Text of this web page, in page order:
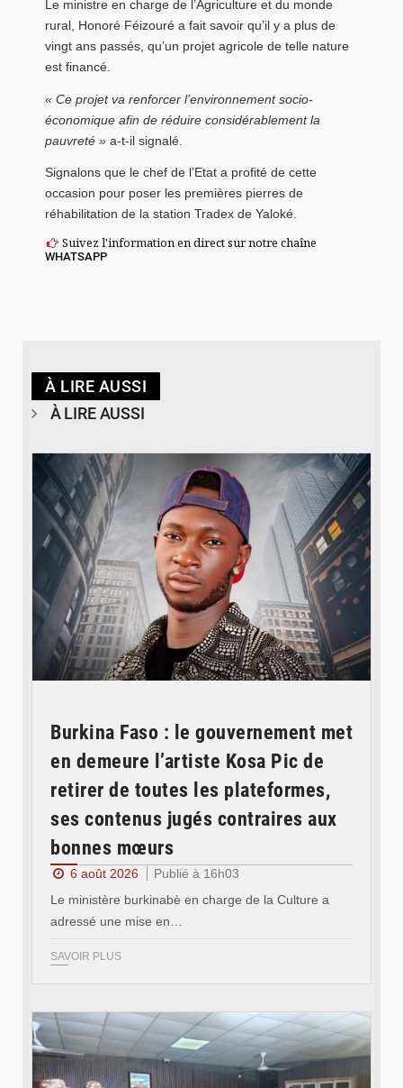
Le ministre en charge de l’Agriculture et du monde
rural, Honoré Féizouré a fait savoir qu’il y a plus de
vingt ans passés, qu’un projet agricole de telle nature
est financé.
« Ce projet va renforcer l’environnement socio-
économique afin de réduire considérablement la
pauvreté » a-t-il signalé.
Signalons que le chef de l’Etat a profité de cette
occasion pour poser les premières pierres de
réhabilitation de la station Tradex de Yaloké.
Suivez l'information en direct sur notre chaîne
WHATSAPP
À LIRE AUSSI
À LIRE AUSSI
Burkina Faso : le gouvernement met
en demeure l’artiste Kosa Pic de
retirer de toutes les plateformes,
ses contenus jugés contraires aux
bonnes mœurs
6 août 2026
Publié à 16h03
Le ministère burkinabè en charge de la Culture a
adressé une mise en…
SAVOIR PLUS